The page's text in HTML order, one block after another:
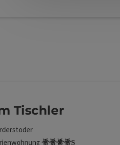
Tischler
4S Edelweiß